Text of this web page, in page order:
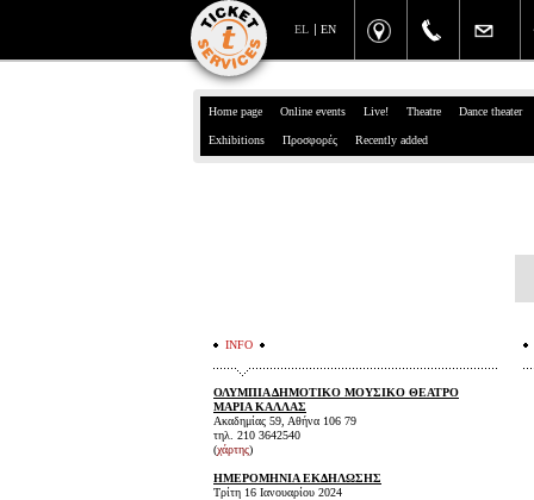
EN
EL
Home page Online events Live! Theatre Dance theater
Exhibitions Προσφορές Recently added
INFO
ΟΛΥΜΠΙΑ ΔΗΜΟΤΙΚΟ ΜΟΥΣΙΚΟ ΘΕΑΤΡΟ
ΜΑΡΙΑ ΚΑΛΛΑΣ
Ακαδημίας 59, Αθήνα 106 79
τηλ. 210 3642540
(χάρτης)
ΗΜΕΡΟΜΗΝΙΑ ΕΚΔΗΛΩΣΗΣ
Τρίτη 16 Ιανουαρίου 2024